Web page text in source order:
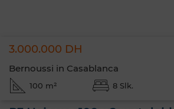
3.000.000 DH
Bernoussi in Casablanca
100 m² 8 Slk.